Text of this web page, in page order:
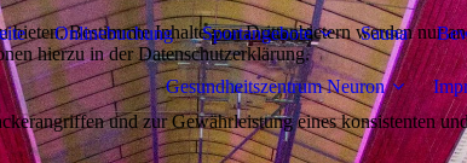
Onlinebuchung Sportangebote Sauna
Gesundheitszentrum Neuron
Bestimmte Inhalte von Drittanbietern werden nur
hierzu in der Datenschutzerklärung.
und zur Gewährleistung eines konsistenten